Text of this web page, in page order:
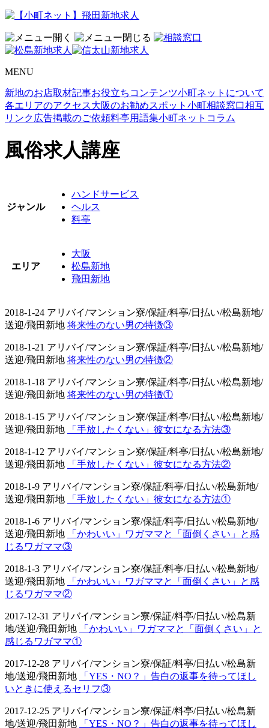
MENU
新地のお店取材記事お役立ちコンテンツ小町ネットについて
各エリアのアクセス大阪のお勧めスポット 小町相談窓口相互
リンク 広告掲載のご依頼料亭用語集小町ネットコラム
風俗求人講座
ジャンル
ハンドサービス
ヘルス
料亭
エリア
大阪
松島新地
飛田新地
2018-1-24 アリバイ/マンション寮/保証/料亭/日払い/松島新地/
送迎/飛田新地 将来性のない男の特徴③
2018-1-21 アリバイ/マンション寮/保証/料亭/日払い/松島新地/
送迎/飛田新地 将来性のない男の特徴②
2018-1-18 アリバイ/マンション寮/保証/料亭/日払い/松島新地/
送迎/飛田新地 将来性のない男の特徴①
2018-1-15 アリバイ/マンション寮/保証/料亭/日払い/松島新地/
送迎/飛田新地
「手放したくない」彼女になる方法③
2018-1-12 アリバイ/マンション寮/保証/料亭/日払い/松島新地/
送迎/飛田新地
「手放したくない」彼女になる方法②
2018-1-9 アリバイ/マンション寮/保証/料亭/日払い/松島新地/
送迎/飛田新地
「手放したくない」彼女になる方法①
2018-1-6 アリバイ/マンション寮/保証/料亭/日払い/松島新地/
送迎/飛田新地
「かわいい」ワガママと「面倒くさい」と感
じるワガママ③
2018-1-3 アリバイ/マンション寮/保証/料亭/日払い/松島新地/
送迎/飛田新地
「かわいい」ワガママと「面倒くさい」と感
じるワガママ②
2017-12-31 アリバイ/マンション寮/保証/料亭/日払い/松島新
地/送迎/飛田新地
「かわいい」ワガママと「面倒くさい」と
感じるワガママ①
2017-12-28 アリバイ/マンション寮/保証/料亭/日払い/松島新
地/送迎/飛田新地
「YES・NO？」告白の返事を待ってほし
いときに使えるセリフ③
2017-12-25 アリバイ/マンション寮/保証/料亭/日払い/松島新
地/送迎/飛田新地
「YES・NO？」告白の返事を待ってほし